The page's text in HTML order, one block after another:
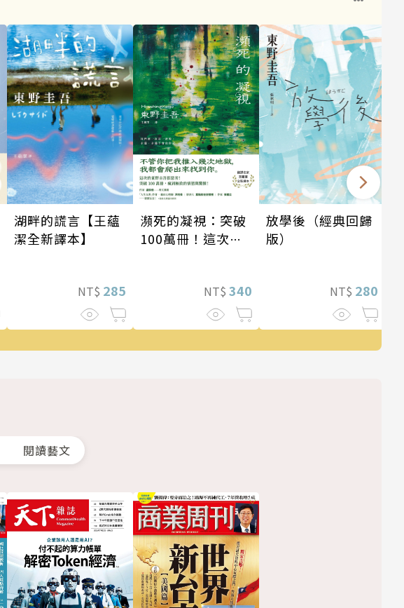
湖畔的謊言【王蘊
潔全新譯本】
NT$ 285
瀕死的凝視：突破
100萬冊！這次的
NT$ 340
放學後（經典回歸
版）
NT$ 280
閱讀藝文